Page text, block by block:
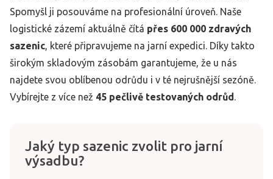
p
r
k
y
v
ý
p
Spomyšl ji posouváme na profesionální úroveň. Naše
logistické zázemí aktuálně čítá přes 600 000 zdravých
sazenic, které připravujeme na jarní expedici. Díky takto
širokým skladovým zásobám garantujeme, že u nás
najdete svou oblíbenou odrůdu i v té nejrušnější sezóně.
Vybírejte z více než 45 pečlivě testovaných odrůd .
Jaký typ sazenic zvolit pro jarní
výsadbu?